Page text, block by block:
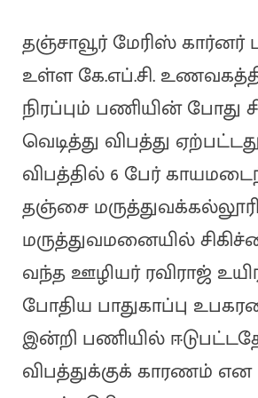
தஞ்சாவூர் மேரிஸ் கார்னர்
உள்ள கே.எப்.சி.
நிரப்பும் பணியின் போது
வெடித்து விபத்து
விபத்தில் 6 பேர்
தஞ்சை மருத்துவக்கல்லூரி
மருத்துவமனையில்
வந்த ஊழியர் ரவிராஜ்
போதிய பாதுகாப்பு
இன்றி பணியில்
விபத்துக்குக் காரணம் என